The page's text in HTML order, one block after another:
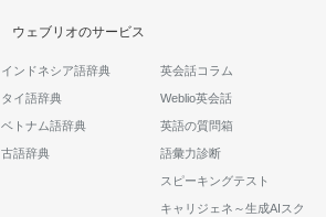
ウェブリオのサービス
インドネシア語辞典
タイ語辞典
ベトナム語辞典
古語辞典
英会話コラム
Weblio英会話
英語の質問箱
語彙力診断
スピーキングテスト
キャリジェネ～生成AIスク